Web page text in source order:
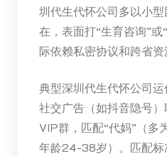
圳代生代怀公司多以小
在，表面打“生育咨询”
际依赖私密协议和跨省资
典型深圳代生代怀公司
社交广告（如抖音隐号
VIP群，匹配“代妈”（多
年龄24-38岁）。匹配标